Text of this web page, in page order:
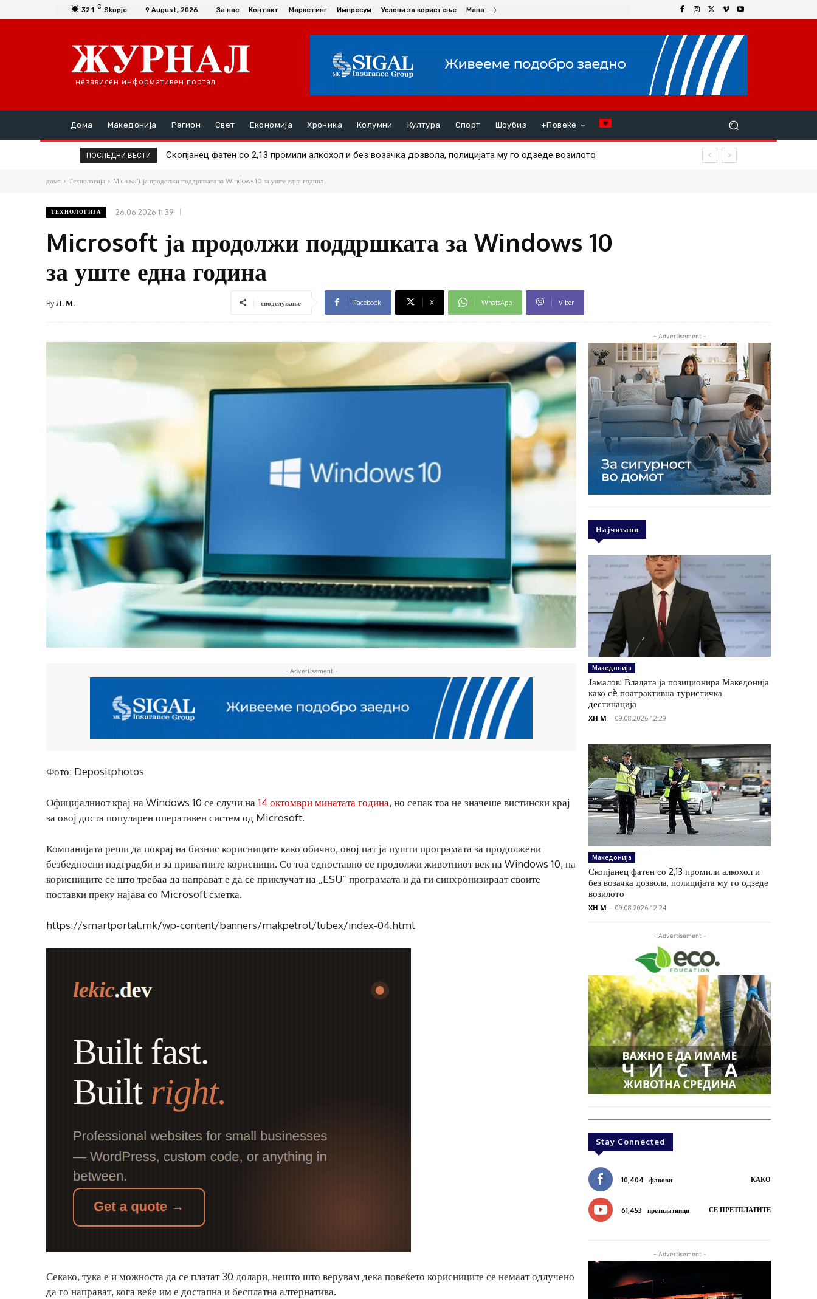
32.1 C Skopje 9 August, 2026 За нас Контакт Маркетинг Импресум Услови за користење Мапа
независен информативен портал
Дома Македонија Регион Свет Економија Хроника Колумни Култура Спорт Шоубиз +Повеќе
ПОСЛЕДНИ ВЕСТИ Тела на хитлерови војници и возила излегоа на површина по сушата во Дунав
дома Технологија Microsoft ја продолжи поддршката за Windows 10 за уште една година
ТЕХНОЛОГИЈА 26.06.2026 11:39
Microsoft ја продолжи поддршката за Windows 10
за уште една година
ByЛ. М. споделување Facebook X WhatsApp Viber
- Advertisement -
Фото: Depositphotos
Официјалниот крај на Windows 10 се случи на14 октомври минатата година, но сепак тоа не значеше вистински крај
за овој доста популарен оперативен систем од Microsoft.
Компанијата реши да покрај на бизнис корисниците како обично, овој пат ја пушти програмата за продолжени
безбедносни надградби и за приватните корисници. Со тоа едноставно се продолжи животниот век на Windows 10, па
корисниците се што требаа да направат е да се приклучат на „ESU“ програмата и да ги синхронизираат своите
поставки преку најава со Microsoft сметка.
https://smartportal.mk/wp-content/banners/makpetrol/lubex/index-04.html
Секако, тука е и можноста да се платат 30 долари, нешто што верувам дека повеќето корисниците се немаат одлучено
да го направат, кога веќе им е достапна и бесплатна алтернатива.
- Advertisement -
Најчитани
Македонија
Јамалов: Владата ја позиционира Македонија
како сè поатрактивна туристичка
дестинација
XH M - 09.08.2026 12:29
Македонија
Скопјанец фатен со 2,13 промили алкохол и
без возачка дозвола, полицијата му го одзеде
возилото
XH M - 09.08.2026 12:24
- Advertisement -
Stay Connected
10,404 фанови КАКО
61,453 претплатници СЕ ПРЕТПЛАТИТЕ
- Advertisement -